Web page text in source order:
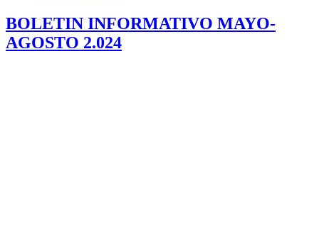
BOLETIN INFORMATIVO MAYO-
AGOSTO 2.024